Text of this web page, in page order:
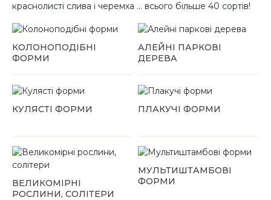
краснолисті слива і черемха ... всього більше 40 сортів!
КОЛОНОПОДІБНІ
ФОРМИ
АЛЕЙНІ ПАРКОВІ
ДЕРЕВА
КУЛЯСТІ ФОРМИ ПЛАКУЧІ ФОРМИ
ВЕЛИКОМІРНІ
РОСЛИНИ, СОЛІТЕРИ
МУЛЬТИШТАМБОВІ
ФОРМИ